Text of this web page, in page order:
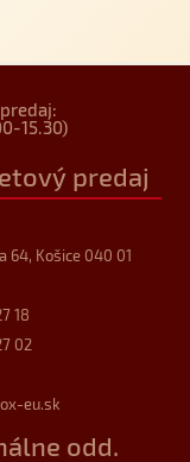
15.30)
predaj
64, Košice 040 01
18
02
eu.sk
odd.